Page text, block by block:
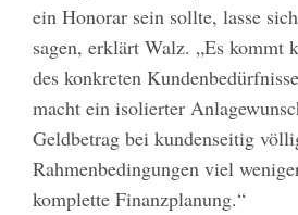
ein Honorar sein sollte, lasse
sagen, erklärt Walz. „Es kommt
des konkreten
macht ein isolierter
Geldbetrag bei kundenseitig
Rahmenbedingungen viel
komplette Finanzplanung.“